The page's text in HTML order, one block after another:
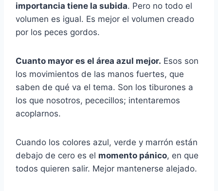
importancia tiene la subida. Pero no todo el
volumen es igual. Es mejor el volumen creado
por los peces gordos.
Cuanto mayor es el área azul mejor. Esos son
los movimientos de las manos fuertes, que
saben de qué va el tema. Son los tiburones a
los que nosotros, pececillos; intentaremos
acoplarnos.
Cuando los colores azul, verde y marrón están
debajo de cero es el momento pánico, en que
todos quieren salir. Mejor mantenerse alejado.